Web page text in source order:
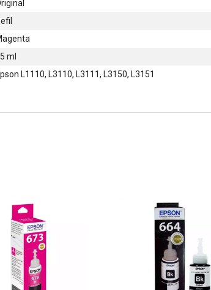
ml
L1110, L3110, L3111, L3150, L3151